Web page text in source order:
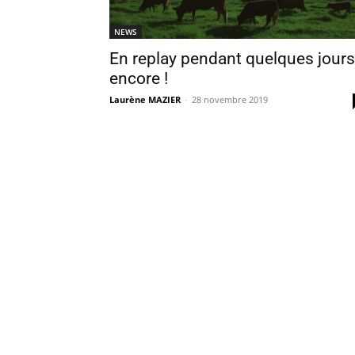
NEWS
En replay pendant quelques jours
encore !
Laurène MAZIER - 28 novembre 2019